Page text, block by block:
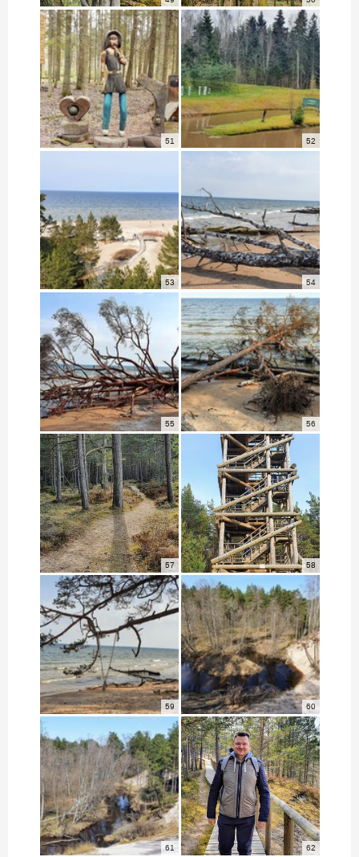
51 52
53 54
55 56
57 58
59 60
61 62